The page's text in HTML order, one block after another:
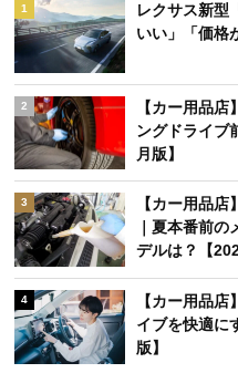
1
レクサス新型
いい」「価格
2
【カー用品
ングドライブ
月版】
3
【カー用品
｜夏本番前
デルは？【
4
【カー用品
イブを快適に
版】